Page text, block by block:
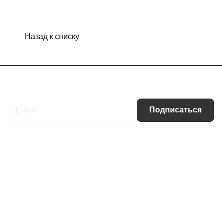
Назад к списку
Подписаться